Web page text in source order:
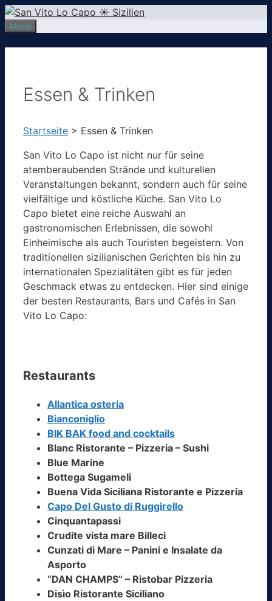
Zum
Inhalt
Menü
Essen & Trinken
Startseite > Essen & Trinken
San Vito Lo Capo ist nicht nur für seine
atemberaubenden Strände und kulturellen
Veranstaltungen bekannt, sondern auch für seine
vielfältige und köstliche Küche. San Vito Lo
Capo bietet eine reiche Auswahl an
gastronomischen Erlebnissen, die sowohl
Einheimische als auch Touristen begeistern. Von
traditionellen sizilianischen Gerichten bis hin zu
internationalen Spezialitäten gibt es für jeden
Geschmack etwas zu entdecken. Hier sind einige
der besten Restaurants, Bars und Cafés in San
Vito Lo Capo:
Restaurants
Allantica osteria
Bianconiglio
BIK BAK food and cocktails
Blanc Ristorante – Pizzeria – Sushi
Blue Marine
Bottega Sugameli
Buena Vida Siciliana Ristorante e Pizzeria
Capo Del Gusto di Ruggirello
Cinquantapassi
Crudite vista mare Billeci
Cunzati di Mare – Panini e Insalate da
Asporto
“DAN CHAMPS” – Ristobar Pizzeria
Disìo Ristorante Siciliano